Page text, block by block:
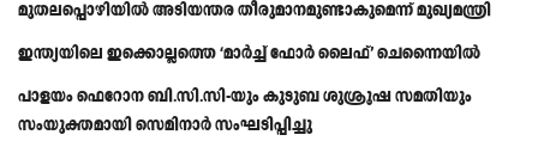
മുതലപ്പൊഴിയിൽ അടിയന്തര തീരുമാനമുണ്ടാകുമെന്ന് മുഖ്യമന്ത്രി
ഇന്ത്യയിലെ ഇക്കൊല്ലത്തെ ‘മാർച്ച് ഫോർ ലൈഫ്’ ചെന്നൈയിൽ
പാളയം ഫെറോന ബി.സി.സി-യും കുടുബ ശുശ്രൂഷ സമതിയും
സംയുക്തമായി സെമിനാർ സംഘടിപ്പിച്ചു